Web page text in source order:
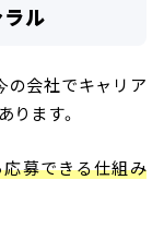
ラル
の会社でキャリア
ります。
募できる仕組み